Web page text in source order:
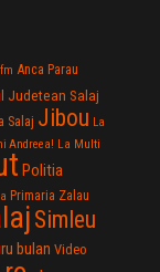
Anca Parau
Judetean Salaj
Salaj Jibou La
Andreea! La Multi
Politia
Primaria Zalau
Simleu
bulan Video